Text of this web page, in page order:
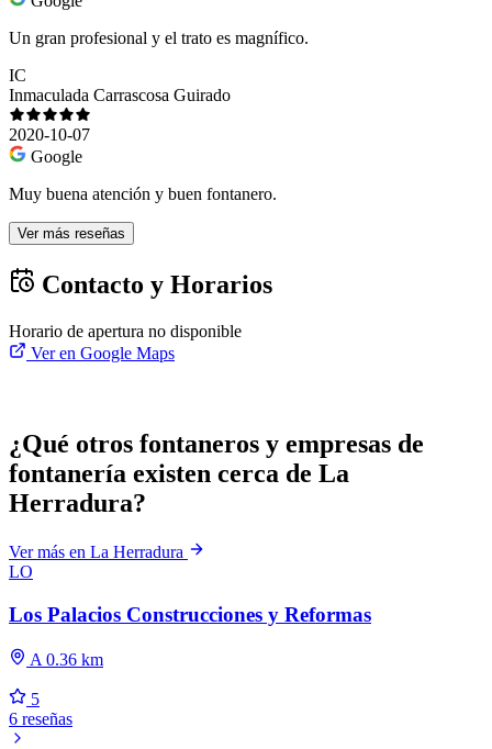
Un gran profesional y el trato es magnífico.
IC
Inmaculada Carrascosa Guirado
2020-10-07
Google
Muy buena atención y buen fontanero.
Ver más reseñas
Contacto y Horarios
Horario de apertura no disponible
Ver en Google Maps
¿Qué otros fontaneros y empresas de
fontanería existen cerca de La
Herradura?
Ver más en La Herradura
LO
Los Palacios Construcciones y Reformas
A 0.36 km
5
6 reseñas